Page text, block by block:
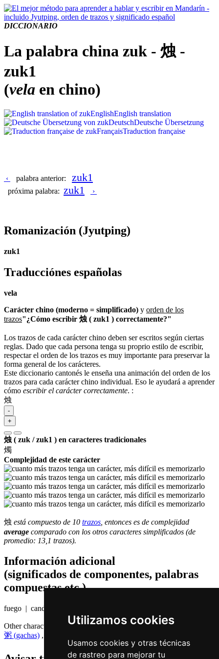
Utilizamos cookies
Usamos cookies y otras técnicas
de rastreo para mejorar tu
DICCIONARIO
La palabra china zuk - 烛 -
zuk1
(vela en chino)
EnglishEnglish translation
DeutschDeutsche Übersetzung
FrançaisTraduction française
‹ palabra anterior: zuk1
próxima palabra: zuk1 ›
Romanización (Jyutping)
zuk1
Traducciónes españolas
vela
Carácter chino (moderno = simplificado) y orden de los
trazos"¿Cómo escribir 烛 ( zuk1 ) correctamente?"
Los trazos de cada carácter chino deben ser escritos según ciertas
reglas. Dado que cada persona tenga su proprio estilo de escribir,
respectar el orden de los trazos es muy importante para preservar la
forma general de los carácteres.
Este diccionario cantonés le enseña una animación del orden de los
trazos para cada carácter chino individual. Eso le ayudará a aprender
cómo escribir el carácter correctamente. :
烛
-
+
烛 ( zuk / zuk1 ) en caracteres tradicionales
燭
Complejidad de este carácter
烛 está compuesto de 10 trazos , entonces es de complejidad
average comparado con los otros caracteres simplificados (de
promedio: 13,1 trazos).
Información adicional
(significados de componentes, palabras
compuestas etc.)
fuego | candelero
Other characters that are pronouncedzuk1 in Cantonese
粥 (gachas) ,